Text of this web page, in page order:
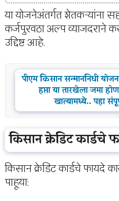
या योजनेअंतर्गत शेतकऱ्यांना
कर्जपुरवठा अल्प व्याजदराने
उद्दिष्ट आहे.
पीएम किसान सन्माननिधी
हप्ता या तारखेला जमा
खात्यामध्ये.. पहा
किसान क्रेडिट कार्डचे
किसान क्रेडिट कार्डचे
पाहूया: